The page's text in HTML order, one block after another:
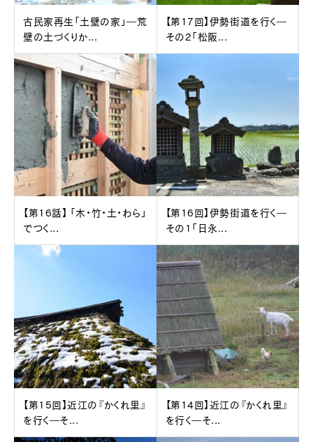
古民家再生「土壁の家」―荒
壁の土づくりか...
【第17回】伊勢街道を行く―
その2「松阪...
【第16話】 「木・竹・土・わら」
でつく...
【第16回】伊勢街道を行く―
その1「日永...
【第15回】近江の『かくれ里』
を行く―そ...
【第14回】近江の『かくれ里』
を行く―そ...